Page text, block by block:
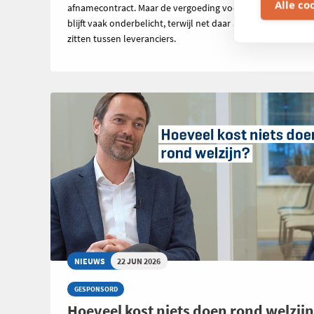
Alle
afnamecontract. Maar de vergoeding voor geïnjecteerde
blijft vaak onderbelicht, terwijl net daar aanzienlijke
zitten tussen leveranciers.
NIEUWS 22 JUN 2026
GESPONSORD